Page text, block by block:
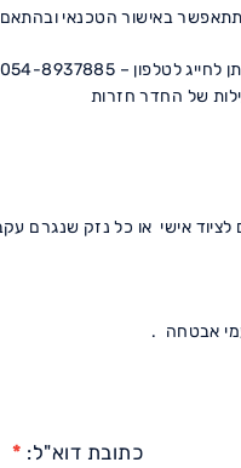
באישור הטכנאי
גם לשלוח הודעת וואטסאפ)
אישי או כל נזק שנגרם עקב
כתובת דוא"ל: *